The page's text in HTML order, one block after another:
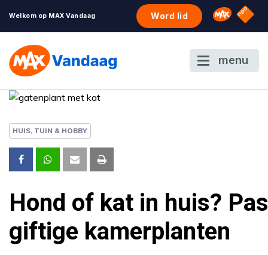
Welkom op MAX Vandaag Word lid Omroep
NPO
menu
HUIS, TUIN & HOBBY
Hond of kat in huis?
giftige kamerplanten